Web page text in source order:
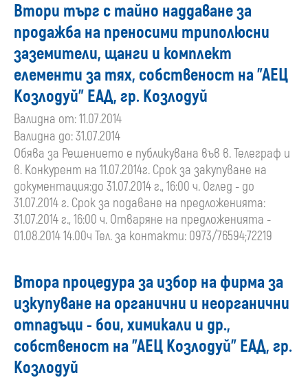
Втори търг с тайно наддаване за
продажба на преносими триполюсни
заземители, щанги и комплект
елементи за тях, собственост на "АЕЦ
Козлодуй" ЕАД, гр. Козлодуй
Валидна от: 11.07.2014
Валидна до: 31.07.2014
Обява за Решението е публикувана във в. Телеграф и
в. Конкурент на 11.07.2014г. Срок за закупуване на
документация:до 31.07.2014 г., 16:00 ч. Оглед - до
31.07.2014 г. Срок за подаване на предложенията:
31.07.2014 г., 16:00 ч. Отваряне на предложенията -
01.08.2014 14.00ч Тел. за контакти: 0973/76594;72219
Втора процедура за избор на фирма за
изкупуване на органични и неорганични
отпадъци - бои, химикали и др.,
собственост на "АЕЦ Козлодуй" ЕАД, гр.
Козлодуй